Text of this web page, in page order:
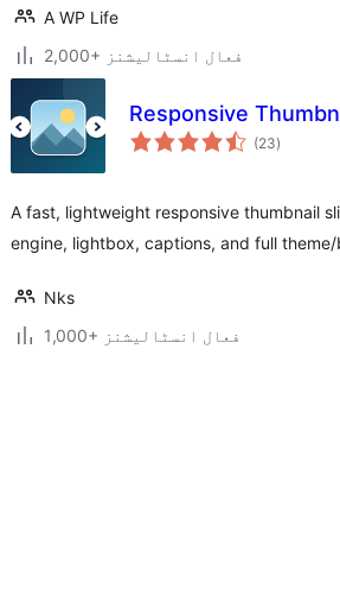
A WP Life
2,000+ فعال انسٹالیشنز
Responsive
(23مجموعی
درجہ
)
A fast, lightweight responsive thumbnail
engine, lightbox, captions, and full
Nks
1,000+ فعال انسٹالیشنز